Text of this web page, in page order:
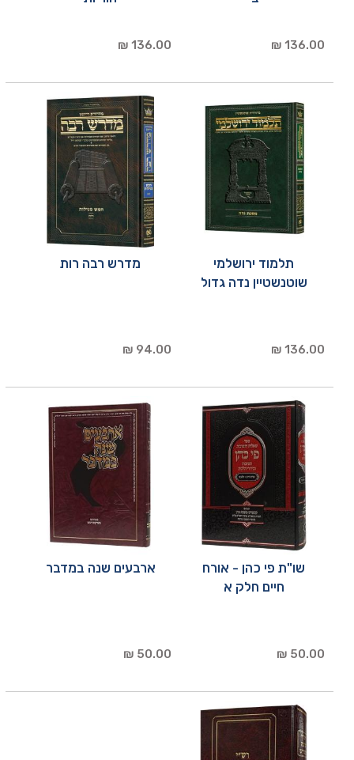
136.00 ₪
136.00 ₪
תלמוד ירושלמי
שוטנשטיין נדה גדול
136.00 ₪
מדרש רבה רות
94.00 ₪
שו"ת פי כהן - אורח
חיים חלק א
50.00 ₪
ארבעים שנה במדבר
50.00 ₪